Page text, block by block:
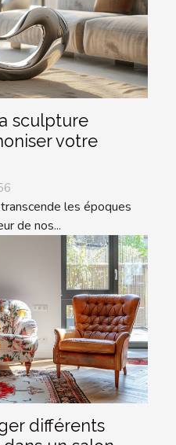
sculpture
votre
les époques
de nos...
différents